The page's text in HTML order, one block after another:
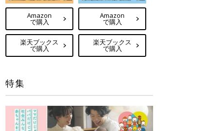
Amazon
で購入
楽天ブックス
で購入
Amazon
で購入
楽天ブックス
で購入
特集